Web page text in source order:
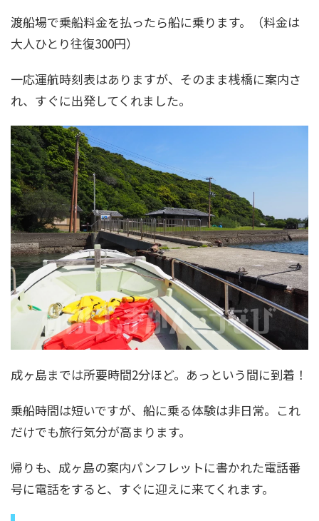
渡船場で乗船料金を払ったら船に乗ります。（料金は
大人ひとり往復300円）
一応運航時刻表はありますが、そのまま桟橋に案内さ
れ、すぐに出発してくれました。
成ヶ島までは所要時間2分ほど。あっという間に到着！
乗船時間は短いですが、船に乗る体験は非日常。これ
だけでも旅行気分が高まります。
帰りも、成ヶ島の案内パンフレットに書かれた電話番
号に電話をすると、すぐに迎えに来てくれます。